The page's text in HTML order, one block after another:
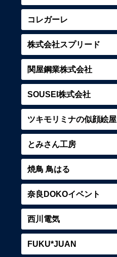
コレガーレ
株式会社スプリード
関屋鋼業株式会社
SOUSEI株式会社
ツキモリミナの似顔絵屋
とみさん工房
焼鳥 鳥はる
奈良DOKOイベント
西川電気
FUKU*JUAN